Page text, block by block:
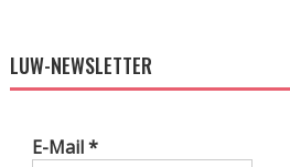
LUW-NEWSLETTER
E-Mail*